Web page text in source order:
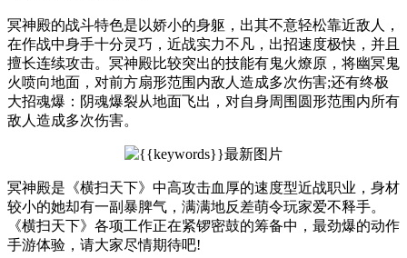
冥神殿的战斗特色是以娇小的身躯，出其不意轻松靠近敌人，
在作战中身手十分灵巧，近战实力不凡，出招速度极快，并且
擅长连续攻击。冥神殿比较突出的技能有鬼火燎原，将幽冥鬼
火喷向地面，对前方扇形范围内敌人造成多次伤害;还有终极
大招魂爆：阴魂爆裂从地面飞出，对自身周围圆形范围内所有
敌人造成多次伤害。
冥神殿是《横扫天下》中高攻击血厚的速度型近战职业，身材
较小的她却有一副暴脾气，满满地反差萌令玩家爱不释手。
《横扫天下》各项工作正在紧锣密鼓的筹备中，最劲爆的动作
手游体验，请大家尽情期待吧!